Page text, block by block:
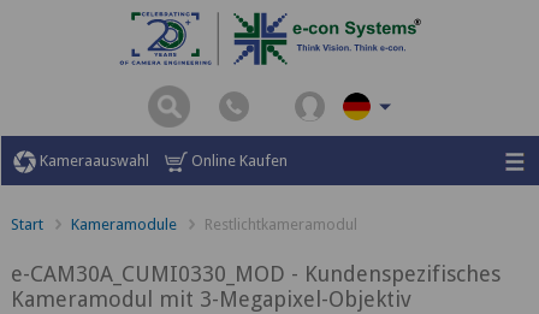
Kameraauswahl Online Kaufen
Start Kameramodule Restlichtkameramodul
e-CAM30A_CUMI0330_MOD - Kundenspezifisches
Kameramodul mit 3-Megapixel-Objektiv